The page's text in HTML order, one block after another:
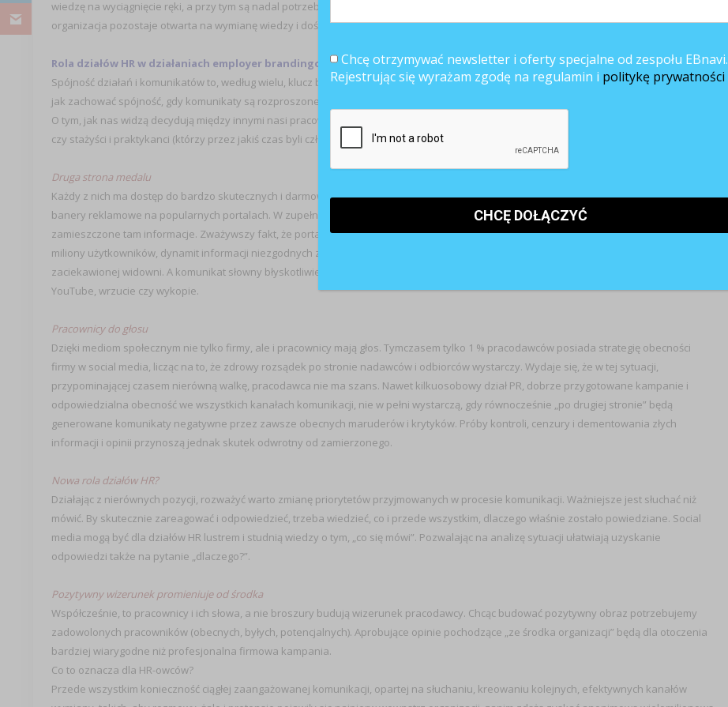
wiedzę na wyciągnięcie ręki, a przy tym są nadal potrzebni. Odchodzący do nowych wyzwań i zmieniający pracę pracownicy wiedzą, że
organizacja pozostaje otwarta na wymianę wiedzy i doświadczeń, a przy tym pozwala utrzymać poczucie przywiązania do firmy.
Rola działów HR w działaniach employer brandingowych.
Spójność działań i komunikatów to, według wielu, klucz by skutecznie budować i promować swoją markę pożądanego pracodawcy. Jednak
jak zachować spójność, gdy komunikaty są rozproszone, nie tylko w czasie, formie i przestrzeni, ale również poprzez mnogość nadawców.
O tym, jak nas widzą decydują między innymi nasi pracownicy (byli i obecni), kandydaci (którzy poznali nas tylko w procesie rekrutacyjnym),
czy stażyści i praktykanci (którzy przez jakiś czas byli członkami organizacji).
Druga strona medalu
Każdy z nich ma dostęp do bardzo skutecznych i darmowych narzędzi. Niepotrzebne są ogłoszenia w prasie, kampanie telewizyjne,
banery reklamowe na popularnych portalach. W zupełności wystarczą fora internetowe – przecież Google skutecznie wyszuka
zamieszczone tam informacje. Zważywszy fakt, że portale społecznościowe od GoldenLine przez Facebook po Twittera (i inne), mają
miliony użytkowników, dynamit informacji niezgodnych z oficjalną linią komunikacji firmowej w każdej chwili może dotrzeć do szerokiej i
zaciekawionej widowni. A komunikat słowny błyskotliwie wsparty multimedialną oprawą, zapewnić może za darmo szerokie audytorium na
YouTube, wrzucie czy wykopie.
Pracownicy do głosu
Dzięki mediom społecznym nie tylko firmy, ale i pracownicy mają głos. Tymczasem tylko 1 % pracodawców posiada strategię obecności
firmy w social media, licząc na to, że zdrowy rozsądek po stronie nadawców i odbiorców wystarczy. Wydaje się, że w tej sytuacji,
przypominającej czasem nierówną walkę, pracodawca nie ma szans. Nawet kilkuosobowy dział PR, dobrze przygotowane kampanie i
odpowiedzialna obecność we wszystkich kanałach komunikacji, nie w pełni wystarczą, gdy równocześnie „po drugiej stronie” będą
generowane komunikaty negatywne przez zawsze obecnych maruderów i krytyków. Próby kontroli, cenzury i dementowania złych
informacji i opinii przynoszą jednak skutek odwrotny od zamierzonego.
Nowa rola działów HR?
Działając z nierównych pozycji, rozważyć warto zmianę priorytetów przyjmowanych w procesie komunikacji. Ważniejsze jest słuchać niż
mówić. By skutecznie zareagować i odpowiedzieć, trzeba wiedzieć, co i przede wszystkim, dlaczego właśnie zostało powiedziane. Social
media mogą być dla działów HR lustrem i studnią wiedzy o tym, „co się mówi”. Pozwalając na analizę sytuacji ułatwiają uzyskanie
odpowiedzi także na pytanie „dlaczego?”.
Pozytywny wizerunek promieniuje od środka
Współcześnie, to pracownicy i ich słowa, a nie broszury budują wizerunek pracodawcy. Chcąc budować pozytywny obraz potrzebujemy
zadowolonych pracowników (obecnych, byłych, potencjalnych). Aprobujące opinie pochodzące „ze środka organizacji” będą dla otoczenia
bardziej wiarygodne niż profesjonalna firmowa kampania.
Co to oznacza dla HR-owców?
Przede wszystkim konieczność ciągłej zaangażowanej komunikacji, opartej na słuchaniu, kreowaniu kolejnych, efektywnych kanałów
Chcę otrzymywać newsletter i oferty specjalne od zespołu EBnavi.
Rejestrując się wyrażam zgodę na regulamin i politykę prywatności